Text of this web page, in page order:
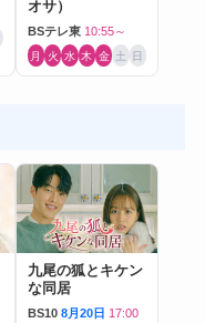
オサ）
BSテレ東 10:55～
月 火 水 木 金 土 日
九尾の狐とキケン
な同居
BS10 8月20日 17:00